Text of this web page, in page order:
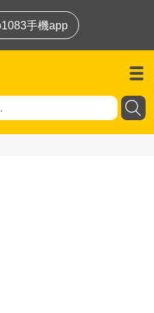
手機app